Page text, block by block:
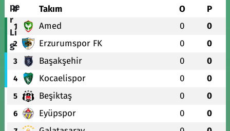
# Takım O P
1 Amed 0 0
2 Erzurumspor FK 0 0
3 Başakşehir 0 0
4 Kocaelispor 0 0
5 Beşiktaş 0 0
6 Eyüpspor 0 0